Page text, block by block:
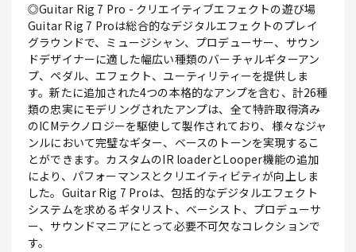
◎Guitar Rig 7 Pro - クリエイティブエフェクトの遊び場
Guitar Rig 7 Proは総合的なデジタルエフェクトのプレイ
グラウンドで、ミュージシャン、プロデューサー、サウン
ドデザイナーに適した幅広い種類のバーチャルギターアン
プ、ペダル、エフェクト、ユーティリティーを提供しま
す。新たに追加された4つの本格的なアンプを含む、計26種
類の忠実にモデリングされたアンプは、全て特許取得済み
のICMテクノロジーを駆使して製作されており、様々なジャ
ンルにおいて完璧なギター、ベースのトーンを実現するこ
とができます。カスタムのIR loaderとLooper機能の追加
により、パフォーマンスとクリエイティビティが向上しま
した。Guitar Rig 7 Proは、包括的なデジタルエフェクト
システムを求めるギタリスト、ベーシスト、プロデューサ
ー、サウンドマニアにとって必要不可欠なコレクションで
す。